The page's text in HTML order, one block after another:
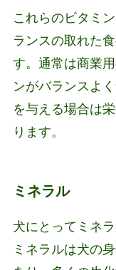
これらのビタミ
ランスの取れた
す。通常は商業
ンがバランスよ
を与える場合は
ります。
ミネラル
犬にとってミネ
ミネラルは犬の